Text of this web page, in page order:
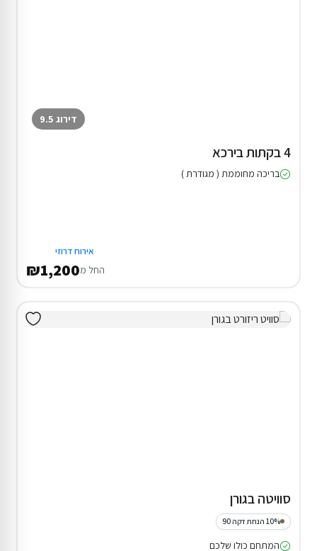
דירוג 9.5
4 בקתות בירכא
בריכה מחוממת ( מגודרת )
אירוח דרוזי
החל מ₪1,200
סוויטה בגורן
10% הנחת דקה 90
המתחם כולו שלכם